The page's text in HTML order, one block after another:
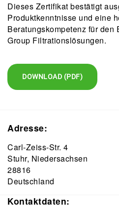
Dieses Zertifikat bestätigt
Produktkenntnisse und eine
Beratungskompetenz für den
Group Filtrationslösungen.
DOWNLOAD (PDF)
Adresse:
Carl-Zeiss-Str. 4
Stuhr, Niedersachsen
28816
Deutschland
Kontaktdaten: